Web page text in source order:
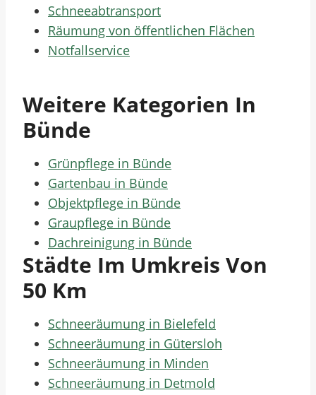
Schneeabtransport
Räumung von öffentlichen Flächen
Notfallservice
Weitere Kategorien In
Bünde
Grünpflege in Bünde
Gartenbau in Bünde
Objektpflege in Bünde
Graupflege in Bünde
Dachreinigung in Bünde
Städte Im Umkreis Von
50 Km
Schneeräumung in Bielefeld
Schneeräumung in Gütersloh
Schneeräumung in Minden
Schneeräumung in Detmold